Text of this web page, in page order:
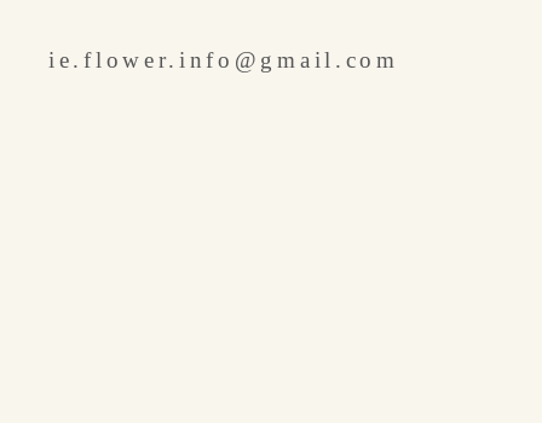
ie.flower.info@gmail.com